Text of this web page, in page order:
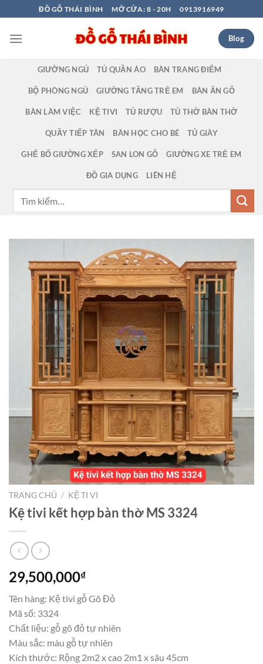
qua
nội
ĐỒ GỖ THÁI BÌNH MỞ CỬA: 8 - 20H 0913916949
Blog
GIƯỜNG NGỦ TỦ QUẦN ÁO BÀN TRANG ĐIỂM
BỘ PHÒNG NGỦ GIƯỜNG TẦNG TRẺ EM BÀN ĂN GỖ
BÀN LÀM VIỆC KỆ TIVI TỦ RƯỢU TỦ THỜ BÀN THỜ
QUẦY TIẾP TÂN BÀN HỌC CHO BÉ TỦ GIÀY
GHẾ BỐ GIƯỜNG XẾP SAN LON GỖ GIƯỜNG XE TRẺ EM
ĐỒ GIA DỤNG LIÊN HỆ
TRANG CHỦ / KỆ TI VI
Kệ tivi kết hợp bàn thờ MS 3324
29,500,000₫
Tên hàng: Kệ tivi gỗ Gõ Đỏ
Mã số: 3324
Chất liệu: gỗ gõ đỏ tự nhiên
Màu sắc: màu gỗ tự nhiên
Kích thước: Rộng 2m2 x cao 2m1 x sâu 45cm